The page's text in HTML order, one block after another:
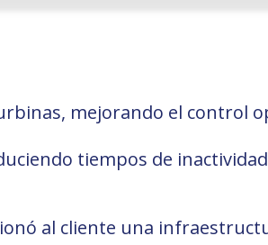
mejorando el control
tiempos de
al cliente una